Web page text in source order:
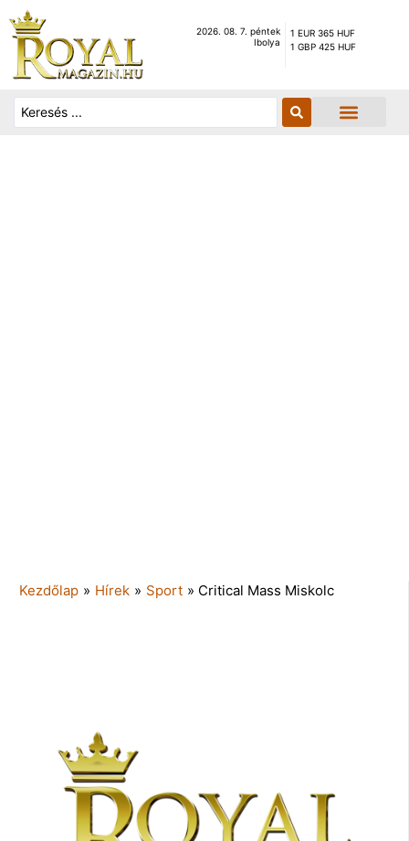
2026. 08. 7. péntek
Ibolya
1 EUR 365 HUF
1 GBP 425 HUF
Kezdőlap » Hírek » Sport » Critical Mass Miskolc